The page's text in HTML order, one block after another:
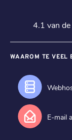
4.1 van
WAAROM TE
E-mail